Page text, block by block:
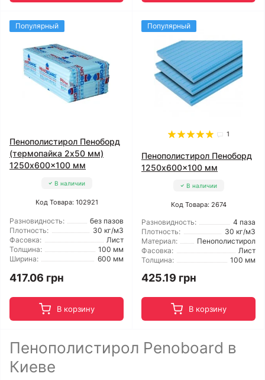
Популярный
Пенополистирол Пеноборд
(термопайка 2х50 мм)
1250x600x100 мм
В наличии
Код Товара: 102921
Разновидность:
без пазов
Плотность:
30 кг/м3
Фасовка:
Лист
Толщина:
100 мм
Ширина:
600 мм
417.06 грн
В корзину
Популярный
1
Пенополистирол Пеноборд
1250x600x100 мм
В наличии
Код Товара: 2674
Разновидность:
4 паза
Плотность:
30 кг/м3
Материал:
Пенополистирол
Фасовка:
Лист
Толщина:
100 мм
425.19 грн
В корзину
Пенополистирол Penoboard в
Киеве